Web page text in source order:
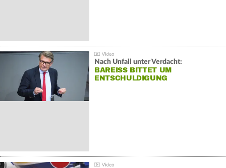
Nach Unfall unter Verdacht:
BAREISS BITTET UM E
NTSCHULDIGUNG